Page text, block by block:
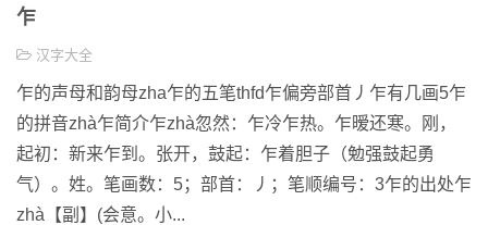
乍
汉字大全
乍的声母和韵母zha乍的五笔thfd乍偏旁部首丿乍有几画5乍
的拼音zhà乍简介乍zhà忽然：乍冷乍热。乍暧还寒。刚，
起初：新来乍到。张开，鼓起：乍着胆子（勉强鼓起勇
气）。姓。笔画数：5；部首：丿；笔顺编号：3乍的出处乍
zhà【副】(会意。小...